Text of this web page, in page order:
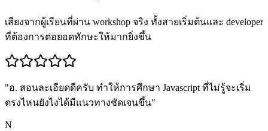
เสียงจากผู้เรียนที่ผ่าน workshop จริง ทั้งสายเริ่มต้นและ developer
ที่ต้องการต่อยอดทักษะให้มากยิ่งขึ้น
"อ. สอนละเอียดดีครับ ทำให้การศึกษา Javascript ที่ไม่รู้จะเริ่ม
ตรงไหนยังไงได้มีแนวทางชัดเจนขึ้น"
N